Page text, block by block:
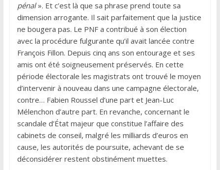
pénal ». Et c’est là que sa phrase prend toute sa
dimension arrogante. Il sait parfaitement que la justice
ne bougera pas. Le PNF a contribué à son élection
avec la procédure fulgurante qu’il avait lancée contre
François Fillon. Depuis cinq ans son entourage et ses
amis ont été soigneusement préservés. En cette
période électorale les magistrats ont trouvé le moyen
d’intervenir à nouveau dans une campagne électorale,
contre… Fabien Roussel d’une part et Jean-Luc
Mélenchon d’autre part. En revanche, concernant le
scandale d’État majeur que constitue l’affaire des
cabinets de conseil, malgré les milliards d’euros en
cause, les autorités de poursuite, achevant de se
déconsidérer restent obstinément muettes.